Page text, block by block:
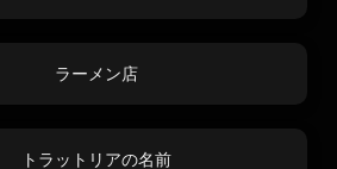
ラーメン店
トラットリアの名前